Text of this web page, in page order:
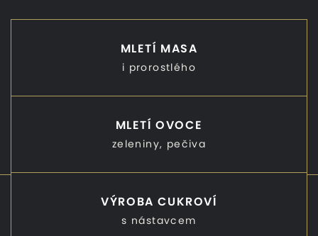
MLETÍ MASA
i prorostlého
MLETÍ OVOCE
zeleniny, pečiva
VÝROBA CUKROVÍ
s nástavcem